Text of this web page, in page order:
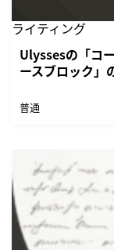
ライティング
Ulyssesの「コ
ースブロック」
普通